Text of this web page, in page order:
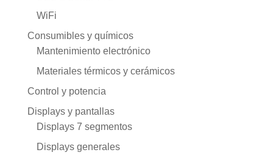
WiFi
Consumibles y químicos
Mantenimiento electrónico
Materiales térmicos y cerámicos
Control y potencia
Displays y pantallas
Displays 7 segmentos
Displays generales